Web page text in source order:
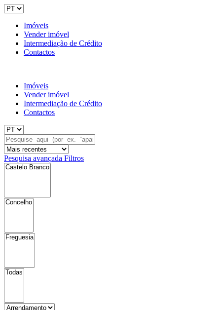
Imóveis
Vender imóvel
Intermediação de Crédito
Contactos
Imóveis
Vender imóvel
Intermediação de Crédito
Contactos
Pesquisa avançada Filtros